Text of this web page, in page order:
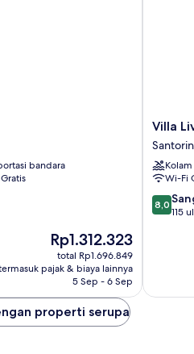
bandara
Harga
sekarang
Rp1.312.323
Rp1.312.323
total Rp1.696.849
pajak & biaya lainnya
5 Sep - 6 Sep
Villa
Villa
Wi-Fi
8.0
dari
8,0
115
properti serupa